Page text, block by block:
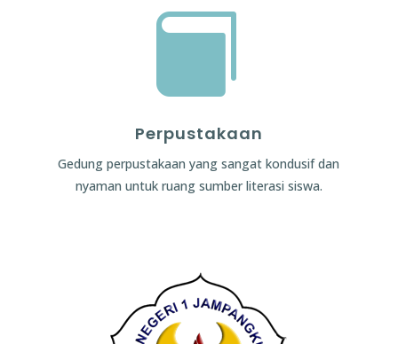

Perpustakaan
Gedung perpustakaan yang sangat kondusif dan
nyaman untuk ruang sumber literasi siswa.